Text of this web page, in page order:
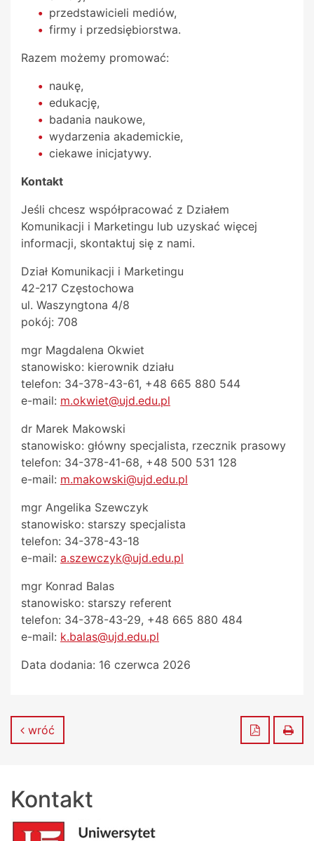
przedstawicieli mediów,
firmy i przedsiębiorstwa.
Razem możemy promować:
naukę,
edukację,
badania naukowe,
wydarzenia akademickie,
ciekawe inicjatywy.
Kontakt
Jeśli chcesz współpracować z Działem
Komunikacji i Marketingu lub uzyskać więcej
informacji, skontaktuj się z nami.
Dział Komunikacji i Marketingu
42-217 Częstochowa
ul. Waszyngtona 4/8
pokój: 708
mgr Magdalena Okwiet
stanowisko: kierownik działu
telefon: 34-378-43-61, +48 665 880 544
e-mail: m.okwiet@ujd.edu.pl
dr Marek Makowski
stanowisko: główny specjalista, rzecznik prasowy
telefon: 34-378-41-68, +48 500 531 128
e-mail: m.makowski@ujd.edu.pl
mgr Angelika Szewczyk
stanowisko: starszy specjalista
telefon: 34-378-43-18
e-mail: a.szewczyk@ujd.edu.pl
mgr Konrad Balas
stanowisko: starszy referent
telefon: 34-378-43-29, +48 665 880 484
e-mail: k.balas@ujd.edu.pl
Data dodania: 16 czerwca 2026
wróć Zapisz do
Kontakt